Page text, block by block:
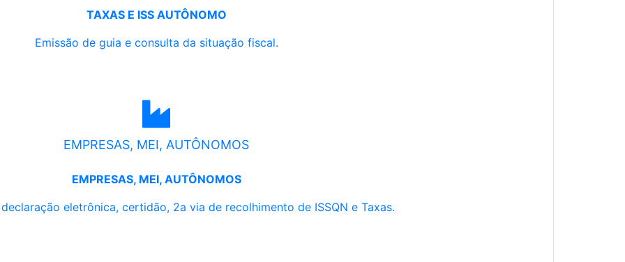
TAXAS E ISS AUTÔNOMO
Emissão de guia e consulta da situação fiscal.
EMPRESAS, MEI, AUTÔNOMOS
EMPRESAS, MEI, AUTÔNOMOS
eletrônica, certidão, 2a via de recolhimento de ISSQN e Taxas.